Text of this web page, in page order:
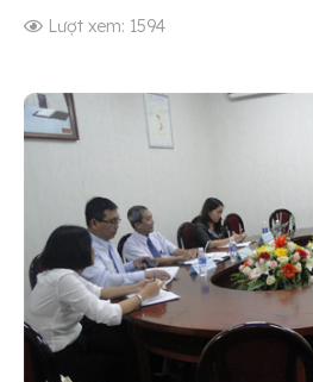
Lượt xem: 1594